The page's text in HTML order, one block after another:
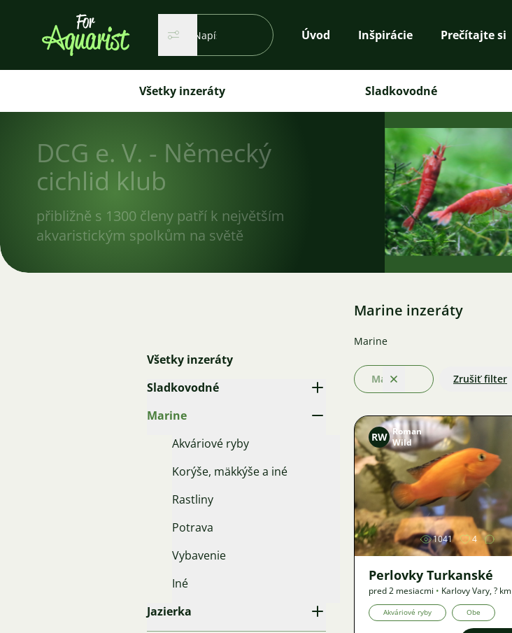
Hľadať
Hľadať Úvod Inšpirácie Prečítajte si
Všetky inzeráty Sladkovodné
DCG e. V. - Německý
cichlid klub
přibližně s 1300 členy patří k největším
akvaristickým spolkům na světě
Všetky inzeráty
Sladkovodné
Marine
Akváriové ryby
Korýše, mäkkýše a iné
Rastliny
Potrava
Vybavenie
Iné
Jazierka
Marine inzeráty
Marine
MarineOdstrániť Zrušiť filter
Obrázok
RW Roman
Wild
1041 4
Perlovky Turkanské
pred 2 mesiacmi • Karlovy Vary,? km
Ponuka
Akváriové ryby Obe